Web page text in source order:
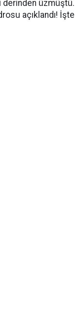
derinden üzmüştü.
açıklandı! İşte